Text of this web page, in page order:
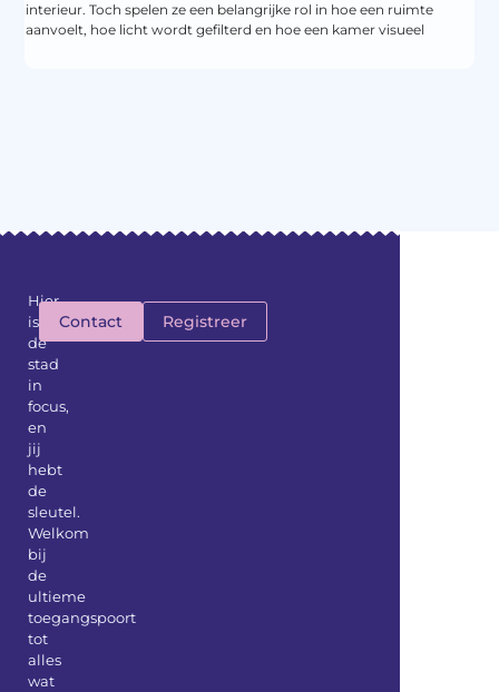
interieur. Toch spelen ze een belangrijke rol in hoe een ruimte
aanvoelt, hoe licht wordt gefilterd en hoe een kamer visueel
Hier
is
de
stad
in
focus,
en
jij
hebt
de
sleutel.
Welkom
bij
de
ultieme
toegangspoort
tot
alles
wat
Contact Registreer